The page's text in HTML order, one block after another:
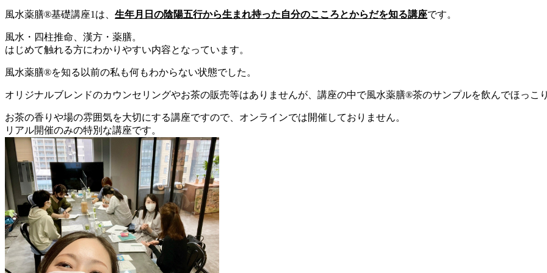
風水薬膳®基礎講座1は、 生年月日の陰陽五行から生まれ持った自分のこころとからだを知る講座です。
風水・四柱推命、漢方・薬膳。
はじめて触れる方にわかりやすい内容となっています。
風水薬膳®を知る以前の私も何もわからない状態でした。
オリジナルブレンドのカウンセリングやお茶の販売等はありませんが、講座の中で風水薬膳®茶のサンプルを飲んでほっこ
お茶の香りや場の雰囲気を大切にする講座ですので、オンラインでは開催しておりません。
リアル開催のみの特別な講座です。